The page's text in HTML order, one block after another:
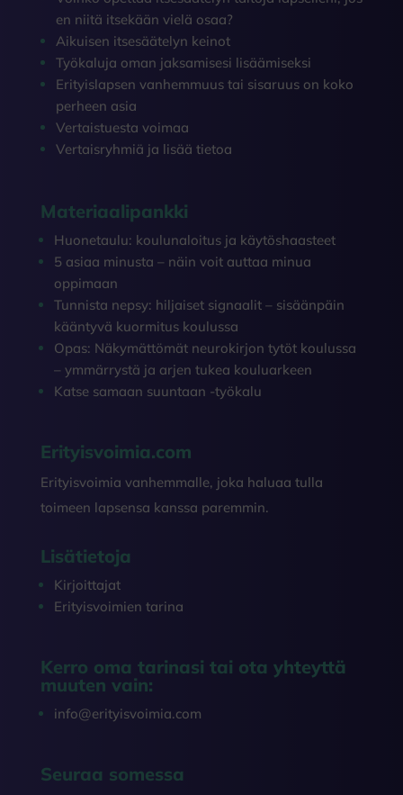
en niitä itsekään vielä osaa?
Aikuisen itsesäätelyn keinot
Työkaluja oman jaksamisesi lisäämiseksi
Erityislapsen vanhemmuus tai sisaruus on koko
perheen asia
Vertaistuesta voimaa
Vertaisryhmiä ja lisää tietoa
Materiaalipankki
Huonetaulu: koulunaloitus ja käytöshaasteet
5 asiaa minusta – näin voit auttaa minua
oppimaan
Tunnista nepsy: hiljaiset signaalit – sisäänpäin
kääntyvä kuormitus koulussa
Opas: Näkymättömät neurokirjon tytöt koulussa
– ymmärrystä ja arjen tukea kouluarkeen
Katse samaan suuntaan -työkalu
Erityisvoimia.com
Erityisvoimia vanhemmalle, joka haluaa tulla
toimeen lapsensa kanssa paremmin.
Lisätietoja
Kirjoittajat
Erityisvoimien tarina
Kerro oma tarinasi tai ota yhteyttä
muuten vain:
info@erityisvoimia.com
Seuraa somessa